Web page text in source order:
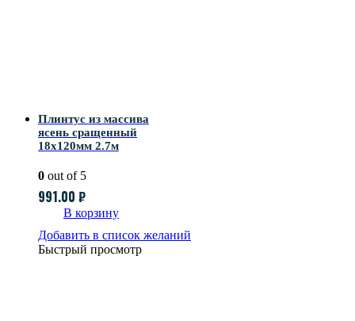
Плинтус из массива
ясень сращенный
18х120мм 2.7м
0 out of 5
991.00 ₽
В корзину
Добавить в список желаний
Быстрый просмотр